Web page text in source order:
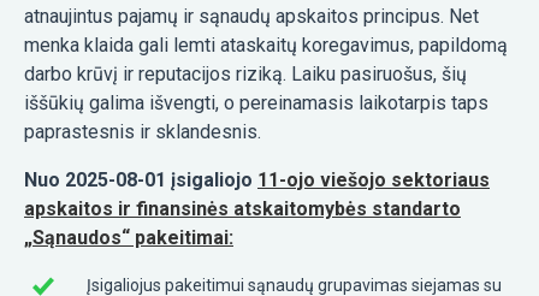
atnaujintus pajamų ir sąnaudų apskaitos principus. Net
menka klaida gali lemti ataskaitų koregavimus, papildomą
darbo krūvį ir reputacijos riziką. Laiku pasiruošus, šių
iššūkių galima išvengti, o pereinamasis laikotarpis taps
paprastesnis ir sklandesnis.
Nuo 2025-08-01 įsigaliojo 11-ojo viešojo sektoriaus
apskaitos ir finansinės atskaitomybės standarto
„Sąnaudos“ pakeitimai:
Įsigaliojus pakeitimui sąnaudų grupavimas siejamas su